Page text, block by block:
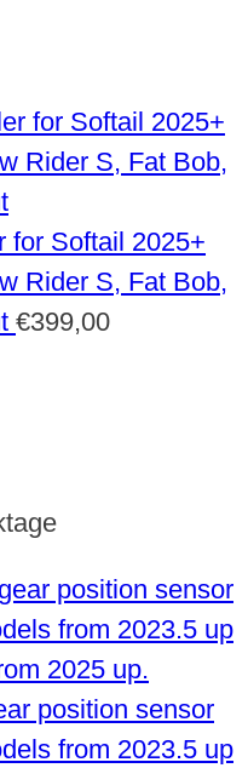
for Softail 2025+
Rider S, Fat Bob,
€399,00
position sensor
from 2023.5 up